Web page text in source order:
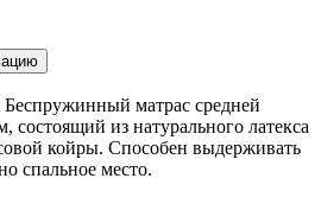
матрас средней
состоящий из натурального латекса
койры. Способен выдерживать
спальное место.